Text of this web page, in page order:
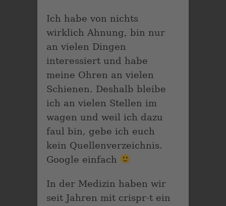
Ich habe von nichts
wirklich Ahnung, bin nur
an vielen Dingen
interessiert und habe
meine Ohren an vielen
Schienen. Deshalb bleibe
ich an vielen Stellen im
wagen und weil ich dazu
faul bin, gebe ich euch
kein Quellenverzeichnis.
Google einfach
In der Medizin haben wir
seit Jahren mit crispr-t ein